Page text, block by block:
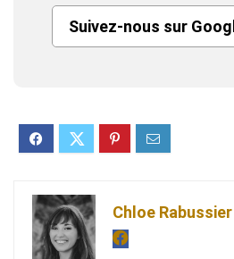
Suivez-nous sur
Chloe Rabussier